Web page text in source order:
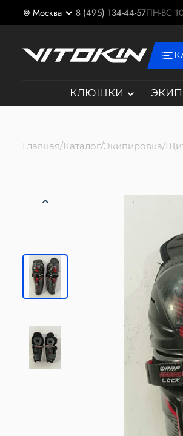
Москва 8 (495) 134-44-57ПН-ВС
КЛЮШКИ
Главная Каталог Экипировка